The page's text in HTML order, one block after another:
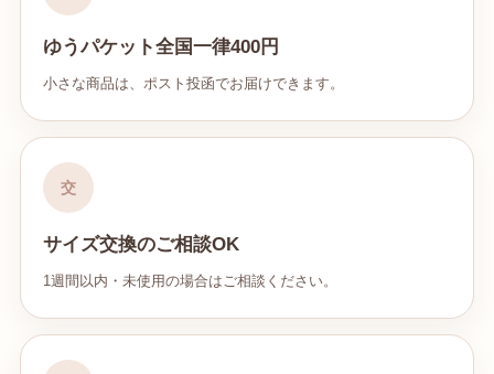
ゆうパケット全国一律400円
小さな商品は、ポスト投函でお届けできます。
交
サイズ交換のご相談OK
1週間以内・未使用の場合はご相談ください。